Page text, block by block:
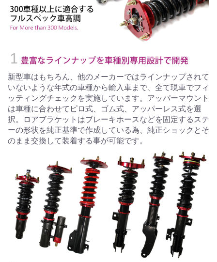
新型車はもちろん、他のメーカーではラインナップされて
いないような年式の車種から輸入車まで、全て現車でフィ
ッティングチェックを実施しています。アッパーマウント
は車種に合わせてピロ式、ゴム式、アッパーレス式を選
択。ロアブラケットはブレーキホースなどを固定するステ
ーの形状を純正基準で作成している為、純正ショックとそ
のまま交換して装着する事が可能です。